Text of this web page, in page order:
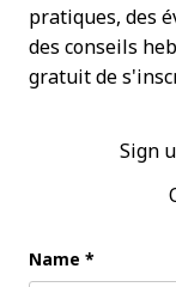
pratiques, des
des conseils
gratuit de
Sign
Name *